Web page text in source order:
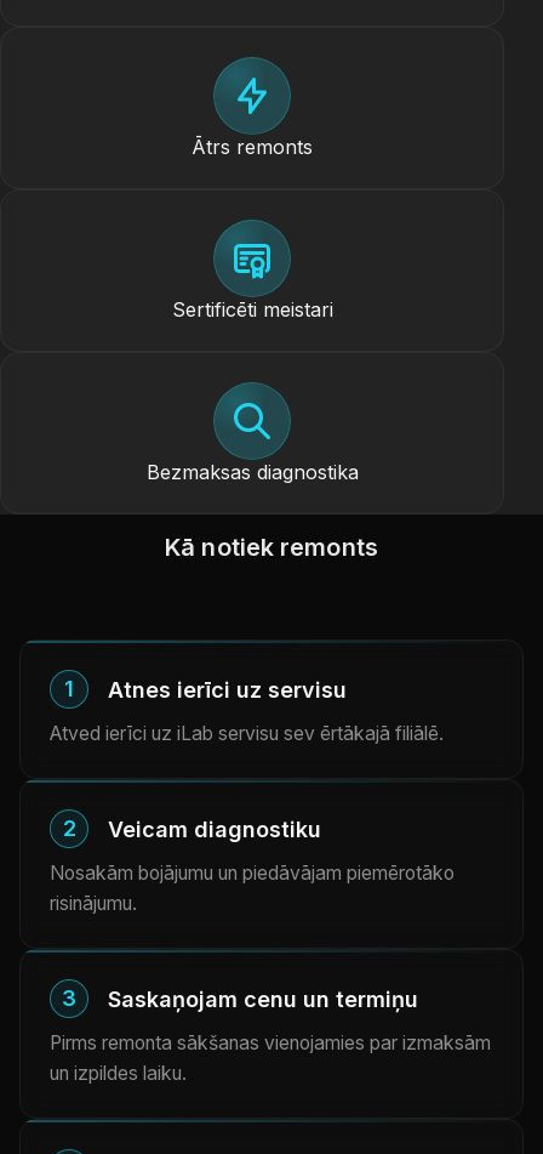
Ātrs remonts
Sertificēti meistari
Bezmaksas diagnostika
Kā notiek remonts
1 Atnes ierīci uz servisu
Atved ierīci uz iLab servisu sev ērtākajā filiālē.
2 Veicam diagnostiku
Nosakām bojājumu un piedāvājam piemērotāko
risinājumu.
3 Saskaņojam cenu un termiņu
Pirms remonta sākšanas vienojamies par izmaksām
un izpildes laiku.